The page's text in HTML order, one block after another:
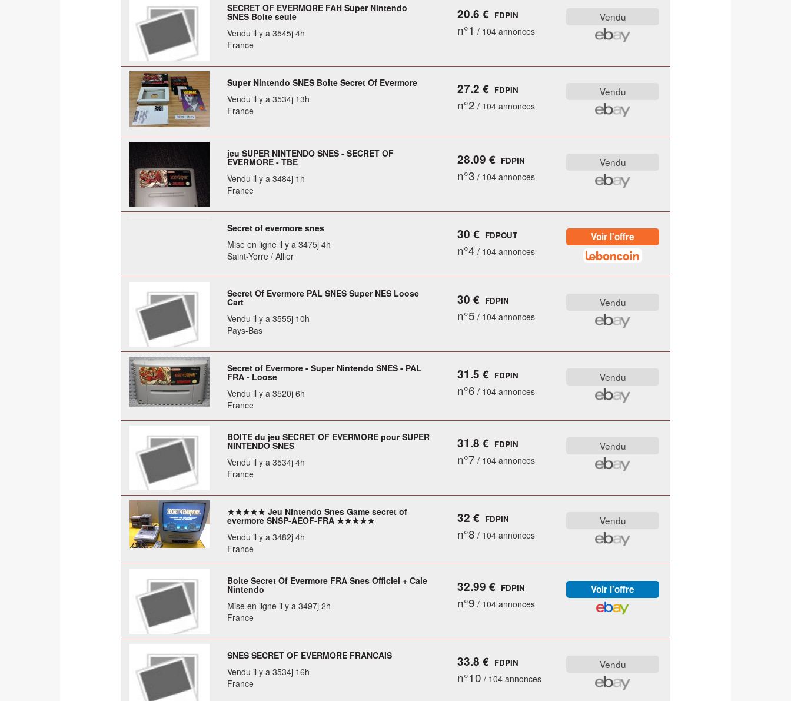
SECRET OF EVERMORE FAH Super Nintendo
SNES Boite seule
Vendu il y a 3545j 4h
France
20.6 € FDPIN
n°1 / 104 annonces
Super Nintendo SNES Boite Secret Of Evermore
Vendu il y a 3534j 13h
France
27.2 € FDPIN
n°2 / 104 annonces
jeu SUPER NINTENDO SNES - SECRET OF
EVERMORE - TBE
Vendu il y a 3484j 1h
France
28.09 € FDPIN
n°3 / 104 annonces
Secret of evermore snes
Mise en ligne il y a 3475j 4h
Saint-Yorre / Allier
30 € FDPOUT
n°4 / 104 annonces
Secret Of Evermore PAL SNES Super NES Loose
Cart
Vendu il y a 3555j 10h
Pays-Bas
30 € FDPIN
n°5 / 104 annonces
Secret of Evermore - Super Nintendo SNES - PAL
FRA - Loose
Vendu il y a 3520j 6h
France
31.5 € FDPIN
n°6 / 104 annonces
BOITE du jeu SECRET OF EVERMORE pour SUPER
NINTENDO SNES
Vendu il y a 3534j 4h
France
31.8 € FDPIN
n°7 / 104 annonces
★★★★★ Jeu Nintendo Snes Game secret of
evermore SNSP-AEOF-FRA ★★★★★
Vendu il y a 3482j 4h
France
32 € FDPIN
n°8 / 104 annonces
Boite Secret Of Evermore FRA Snes Officiel + Cale
Nintendo
Mise en ligne il y a 3497j 2h
France
32.99 € FDPIN
n°9 / 104 annonces
SNES SECRET OF EVERMORE FRANCAIS
Vendu il y a 3534j 16h
France
33.8 € FDPIN
n°10 / 104 annonces